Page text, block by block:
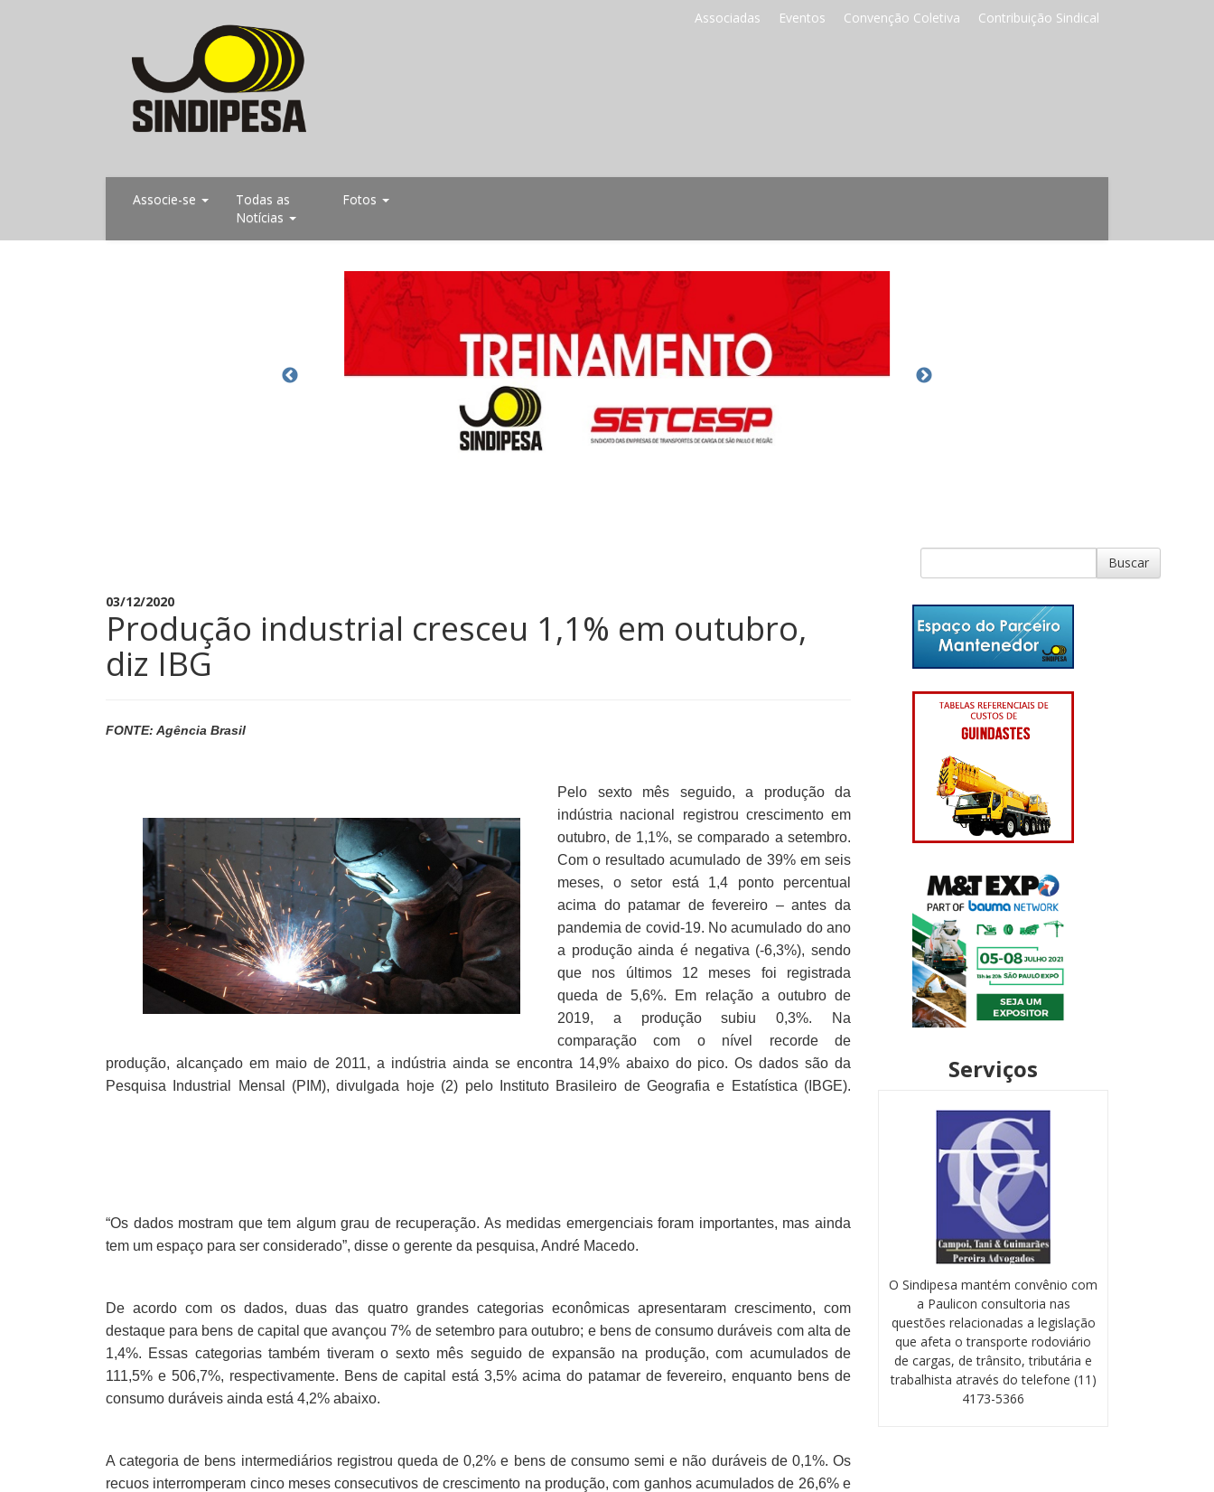
Contribuição Sindical
Convenção Coletiva
Eventos
Associadas
Associe-se
Todas as
Notícias
Fotos
03/12/2020
Produção industrial cresceu 1,1% em outubro,
diz IBG
FONTE: Agência Brasil
Pelo sexto mês seguido, a produção da
indústria nacional registrou crescimento em
outubro, de 1,1%, se comparado a setembro.
Com o resultado acumulado de 39% em seis
meses, o setor está 1,4 ponto percentual
acima do patamar de fevereiro – antes da
pandemia de covid-19. No acumulado do ano
a produção ainda é negativa (-6,3%), sendo
que nos últimos 12 meses foi registrada
queda de 5,6%. Em relação a outubro de
2019, a produção subiu 0,3%. Na
comparação com o nível recorde de
produção, alcançado em maio de 2011, a indústria ainda se encontra 14,9% abaixo do pico. Os dados são da
Pesquisa Industrial Mensal (PIM), divulgada hoje (2) pelo Instituto Brasileiro de Geografia e Estatística (IBGE).
“Os dados mostram que tem algum grau de recuperação. As medidas emergenciais foram importantes, mas ainda
tem um espaço para ser considerado”, disse o gerente da pesquisa, André Macedo.
De acordo com os dados, duas das quatro grandes categorias econômicas apresentaram crescimento, com
destaque para bens de capital que avançou 7% de setembro para outubro; e bens de consumo duráveis com alta de
1,4%. Essas categorias também tiveram o sexto mês seguido de expansão na produção, com acumulados de
111,5% e 506,7%, respectivamente. Bens de capital está 3,5% acima do patamar de fevereiro, enquanto bens de
consumo duráveis ainda está 4,2% abaixo.
A categoria de bens intermediários registrou queda de 0,2% e bens de consumo semi e não duráveis de 0,1%. Os
recuos interromperam cinco meses consecutivos de crescimento na produção, com ganhos acumulados de 26,6% e
Serviços
O Sindipesa mantém convênio com
a Paulicon consultoria nas
questões relacionadas a legislação
que afeta o transporte rodoviário
de cargas, de trânsito, tributária e
trabalhista através do telefone (11)
4173-5366